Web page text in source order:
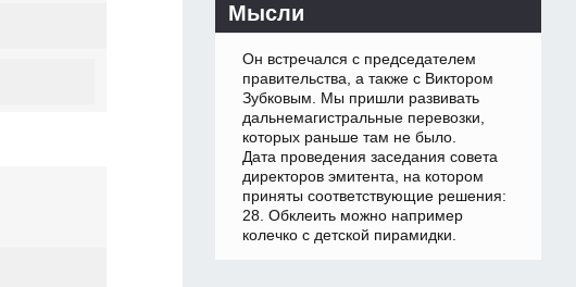
Мысли
Он встречался с председателем
правительства, а также с Виктором
Зубковым. Мы пришли развивать
дальнемагистральные перевозки,
которых раньше там не было.
Дата проведения заседания совета
директоров эмитента, на котором
приняты соответствующие решения:
28. Обклеить можно например
колечко с детской пирамидки.